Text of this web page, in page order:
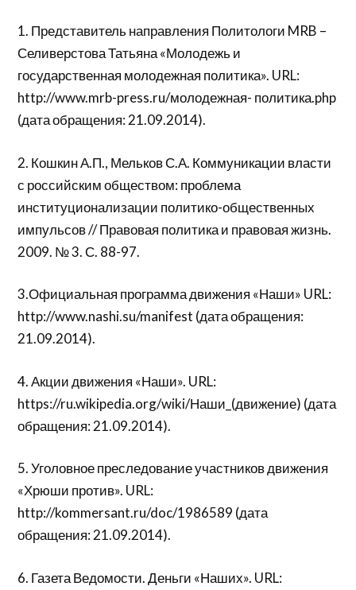
1. Представитель направления Политологи MRB –
Селиверстова Татьяна «Молодежь и
государственная молодежная политика». URL:
http://www.mrb-press.ru/молодежная- политика.php
(дата обращения: 21.09.2014).
2. Кошкин А.П., Мельков С.А. Коммуникации власти
с российским обществом: проблема
институционализации политико-общественных
импульсов // Правовая политика и правовая жизнь.
2009. № 3. С. 88-97.
3.Официальная программа движения «Наши» URL:
http://www.nashi.su/manifest (дата обращения:
21.09.2014).
4. Акции движения «Наши». URL:
https://ru.wikipedia.org/wiki/Наши_(движение) (дата
обращения: 21.09.2014).
5. Уголовное преследование участников движения
«Хрюши против». URL:
http://kommersant.ru/doc/1986589 (дата
обращения: 21.09.2014).
6. Газета Ведомости. Деньги «Наших». URL: